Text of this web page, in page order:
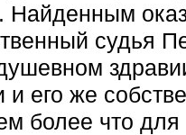
Найденным
судья
и его же
более что